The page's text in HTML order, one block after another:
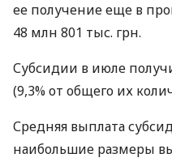
ее получение еще в
48 млн 801 тыс. грн.
Субсидии в июле
(9,3% от общего их
Средняя выплата
наибольшие размеры